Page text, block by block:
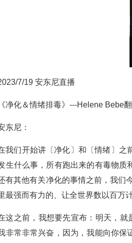
7/19 安东尼直播
《净化＆情绪排毒》---Helene Bebe
东尼：
我们开始讲〔净化〕和〔情绪〕之
生什么事，所有跑出来的有毒物质
有其他有关净化的事情之前，我们
最强而有力的、让全世界数以百万
这之前，我想要先宣布：明天，就
非常非常兴奋，因为，我能向你